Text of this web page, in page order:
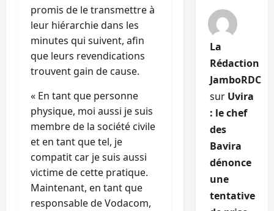
promis de le transmettre à
leur hiérarchie dans les
minutes qui suivent, afin
que leurs revendications
trouvent gain de cause.
« En tant que personne
physique, moi aussi je suis
membre de la société civile
et en tant que tel, je
compatit car je suis aussi
victime de cette pratique.
Maintenant, en tant que
responsable de Vodacom,
La
Rédaction
JamboRDC
sur Uvira
: le chef
des
Bavira
dénonce
une
tentative